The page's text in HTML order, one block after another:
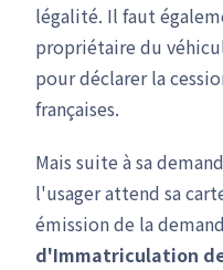
légalité. Il faut
propriétaire du
pour déclarer la
françaises.
Mais suite à sa
l'usager attend sa
émission de la
d'Immatriculation